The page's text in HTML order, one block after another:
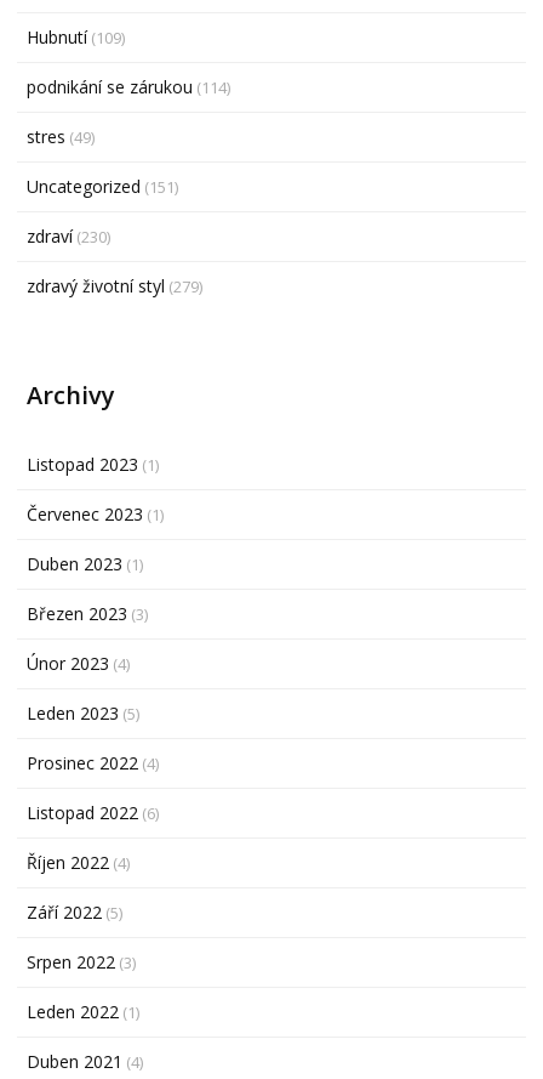
Hubnutí(109)
podnikání se zárukou (114)
stres (49)
Uncategorized (151)
zdraví(230)
zdravý životní styl (279)
Archivy
Listopad 2023 (1)
Červenec 2023 (1)
Duben 2023 (1)
Březen 2023 (3)
Únor 2023 (4)
Leden 2023 (5)
Prosinec 2022 (4)
Listopad 2022 (6)
Říjen 2022 (4)
Září 2022 (5)
Srpen 2022 (3)
Leden 2022 (1)
Duben 2021 (4)